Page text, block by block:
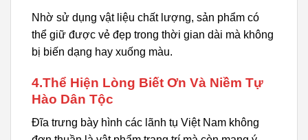
Nhờ sử dụng vật liệu chất lượng, sản phẩm có
thể giữ được vẻ đẹp trong thời gian dài mà không
bị biến dạng hay xuống màu.
4.Thể Hiện Lòng Biết Ơn Và Niềm Tự
Hào Dân Tộc
Đĩa trưng bày hình các lãnh tụ Việt Nam không